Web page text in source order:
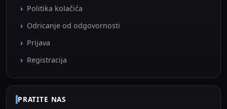
Politika kolačića
Odricanje od odgovornosti
Prijava
Registracija
PRATITE NAS